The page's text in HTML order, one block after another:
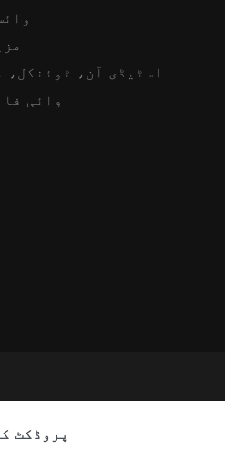
⬤
⬤
⬤ اسٹیڈی آن، ٹوئنکل،
⬤ وائی
پروڈکٹ